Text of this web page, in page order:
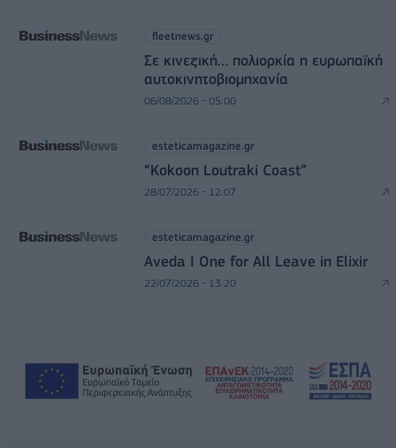
fleetnews.gr
Σε κινεζική… πολιορκία η ευρωπαϊκή
αυτοκινητοβιομηχανία
06/08/2026 - 05:00
esteticamagazine.gr
“Kokoon Loutraki Coast”
28/07/2026 - 12:07
esteticamagazine.gr
Aveda I One for All Leave in Elixir
22/07/2026 - 13:20